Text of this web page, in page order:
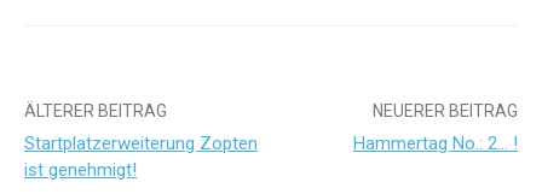
Beitrags-
Navigation
ÄLTERER BEITRAG
Startplatzerweiterung Zopten
ist genehmigt!
NEUERER BEITRAG
Hammertag No.: 2… !